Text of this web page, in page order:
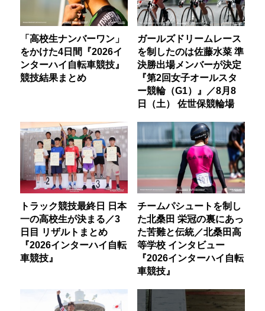
「高校生ナンバーワン」
をかけた4日間『2026イ
ンターハイ自転車競技』
競技結果まとめ
ガールズドリームレース
を制したのは佐藤水菜 準
決勝出場メンバーが決定
『第2回女子オールスタ
ー競輪（G1）』／8月8
日（土） 佐世保競輪場
トラック競技最終日 日本
一の高校生が決まる／3
日目 リザルトまとめ
『2026インターハイ自転
車競技』
チームパシュートを制し
た北桑田 栄冠の裏にあっ
た苦難と伝統／北桑田高
等学校 インタビュー
『2026インターハイ自転
車競技』